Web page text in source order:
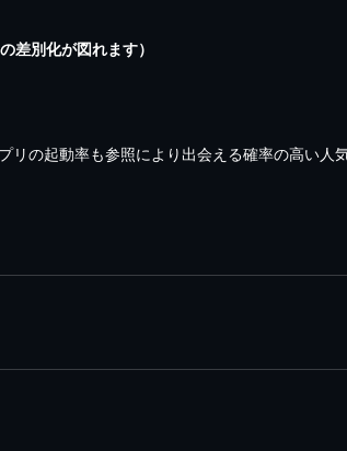
差別化が図れます）
の起動率も参照により出会える確率の高い人